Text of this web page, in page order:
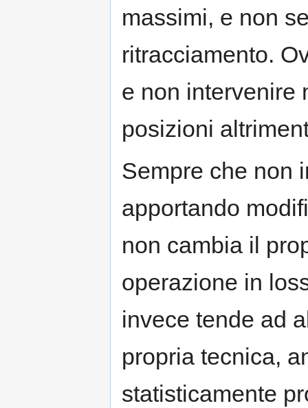
massimi, e non
ritracciamento.
e non intervenire
posizioni
Sempre che non
apportando
non cambia il
operazione in
invece tende ad
propria tecnica,
statisticamente